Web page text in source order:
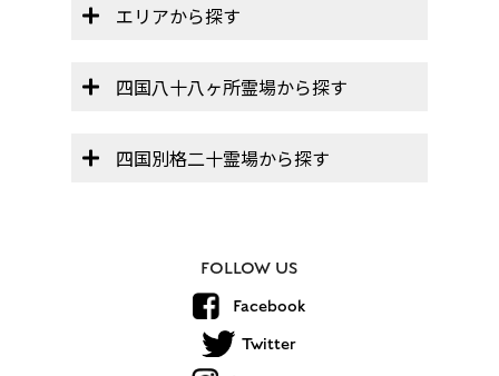
エリアから探す
四国八十八ヶ所霊場から探す
四国別格二十霊場から探す
FOLLOW US
Facebook
Twitter